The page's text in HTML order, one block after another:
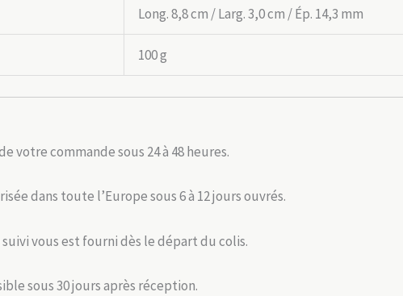
Long. 8,8 cm / Larg. 3,0 cm / Ép. 14,3 mm
100 g
votre commande sous 24 à 48 heures.
dans toute l’Europe sous 6 à 12 jours ouvrés.
vous est fourni dès le départ du colis.
sous 30 jours après réception.